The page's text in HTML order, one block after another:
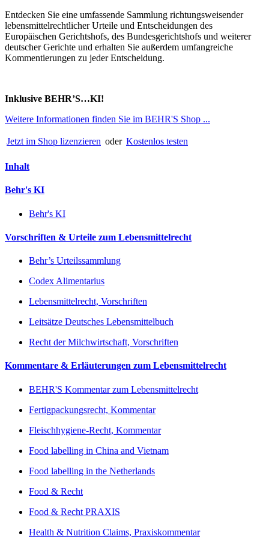
Entdecken Sie eine umfassende Sammlung richtungsweisender
lebensmittelrechtlicher Urteile und Entscheidungen des
Europäischen Gerichtshofs, des Bundesgerichtshofs und weiterer
deutscher Gerichte und erhalten Sie außerdem umfangreiche
Kommentierungen zu jeder Entscheidung.
Inklusive BEHR’S…KI!
Weitere Informationen finden Sie im BEHR'S Shop ...
Jetzt im Shop lizenzieren oder Kostenlos testen
Inhalt
Behr's KI
Behr's KI
Vorschriften & Urteile zum Lebensmittelrecht
Behr’s Urteilssammlung
Codex Alimentarius
Lebensmittelrecht, Vorschriften
Leitsätze Deutsches Lebensmittelbuch
Recht der Milchwirtschaft, Vorschriften
Kommentare & Erläuterungen zum Lebensmittelrecht
BEHR'S Kommentar zum Lebensmittelrecht
Fertigpackungsrecht, Kommentar
Fleischhygiene-Recht, Kommentar
Food labelling in China and Vietnam
Food labelling in the Netherlands
Food & Recht
Food & Recht PRAXIS
Health & Nutrition Claims, Praxiskommentar